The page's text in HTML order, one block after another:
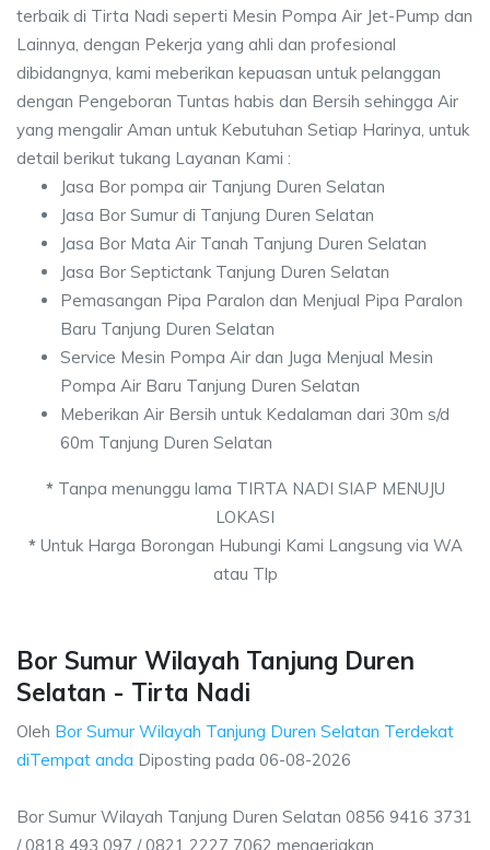
terbaik di Tirta Nadi seperti Mesin Pompa Air Jet-Pump dan
Lainnya, dengan Pekerja yang ahli dan profesional
dibidangnya, kami meberikan kepuasan untuk pelanggan
dengan Pengeboran Tuntas habis dan Bersih sehingga Air
yang mengalir Aman untuk Kebutuhan Setiap Harinya, untuk
detail berikut tukang Layanan Kami :
Jasa Bor pompa air Tanjung Duren Selatan
Jasa Bor Sumur di Tanjung Duren Selatan
Jasa Bor Mata Air Tanah Tanjung Duren Selatan
Jasa Bor Septictank Tanjung Duren Selatan
Pemasangan Pipa Paralon dan Menjual Pipa Paralon
Baru Tanjung Duren Selatan
Service Mesin Pompa Air dan Juga Menjual Mesin
Pompa Air Baru Tanjung Duren Selatan
Meberikan Air Bersih untuk Kedalaman dari 30m s/d
60m Tanjung Duren Selatan
*Tanpa menunggu lama TIRTA NADI SIAP MENUJU
LOKASI
*Untuk Harga Borongan Hubungi Kami Langsung via WA
atau Tlp
Bor Sumur Wilayah Tanjung Duren
Selatan - Tirta Nadi
Oleh Bor Sumur Wilayah Tanjung Duren Selatan Terdekat
diTempat anda Diposting pada 06-08-2026
Bor Sumur Wilayah Tanjung Duren Selatan 0856 9416 3731
/ 0818 493 097 / 0821 2227 7062 mengerjakan